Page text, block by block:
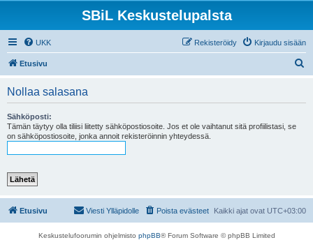
SBiL Keskustelupalsta
UKK Kirjaudu sisään
Rekisteröidy
Etusivu
Nollaa salasana
Sähköposti:
Tämän täytyy olla tiliisi liitetty sähköpostiosoite. Jos et ole vaihtanut sitä profiilistasi, se
on sähköpostiosoite, jonka annoit rekisteröinnin yhteydessä.
Etusivu Kaikki ajat ovat UTC+03:00
Poista evästeet
Viesti Ylläpidolle
Keskustelufoorumin ohjelmisto phpBB® Forum Software © phpBB Limited